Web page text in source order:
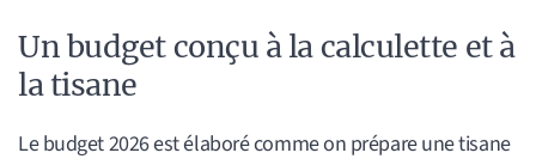
Un budget conçu à la calculette et à
la tisane
Le budget 2026 est élaboré comme on prépare une tisane